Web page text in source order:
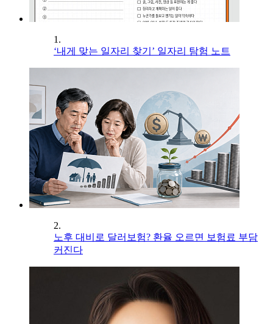
1.
‘내게 맞는 일자리 찾기’ 일자리 탐험 노트
2.
노후 대비로 달러보험? 환율 오르면 보험료 부담
커진다